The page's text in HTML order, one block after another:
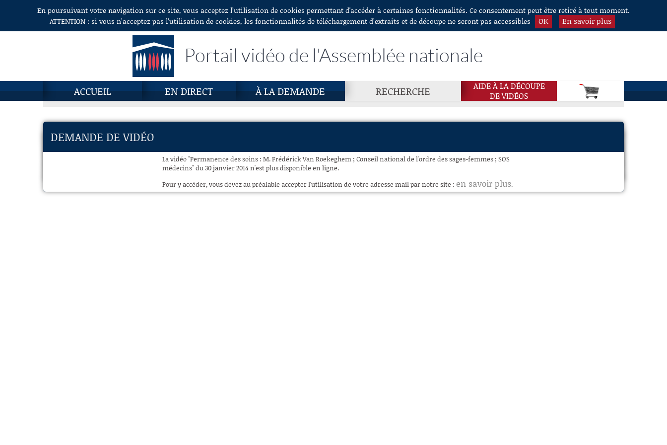
Aller au contenuEn poursuivant votre navigation sur ce site, vous acceptez l’utilisation de cookies permettant d'accéder à certaines fonctionnalités. Ce consentement peut être retiré à tout moment.
ATTENTION : si vous n’acceptez pas l’utilisation de cookies, les fonctionnalités de téléchargement d’extraits et de découpe ne seront pas accessibles
OK En savoir plus
Portail vidéo de l'Assemblée nationale
ACCUEIL EN DIRECT À LA DEMANDE RECHERCHE
AIDE À LA DÉCOUPE
DE VIDÉOS
DEMANDE DE VIDÉO
La vidéo "Permanence des soins : M. Frédérick Van Roekeghem ; Conseil national de l'ordre des sages-femmes ; SOS
médecins" du 30 janvier 2014 n'est plus disponible en ligne.
Pour y accéder, vous devez au préalable accepter l'utilisation de votre adresse mail par notre site : en savoir plus.